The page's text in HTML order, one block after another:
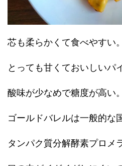
芯も柔らかくて食べやすい。
とっても甘くておいしいパ
酸味が少なめで糖度が高い。
ゴールドバレルは一般的な
タンパク質分解酵素プロメ